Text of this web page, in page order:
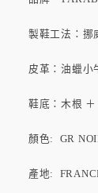
製鞋工法：挪
皮革：油蠟小
鞋底：木根
顏色: GR
產地: